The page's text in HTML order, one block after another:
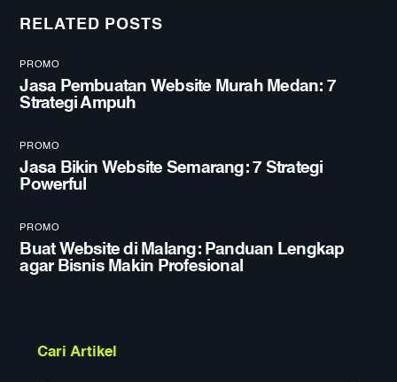
RELATED POSTS
PROMO
Jasa Pembuatan Website Murah Medan: 7
Strategi Ampuh
PROMO
Jasa Bikin Website Semarang: 7 Strategi
Powerful
PROMO
Buat Website di Malang: Panduan Lengkap
agar Bisnis Makin Profesional
Cari Artikel